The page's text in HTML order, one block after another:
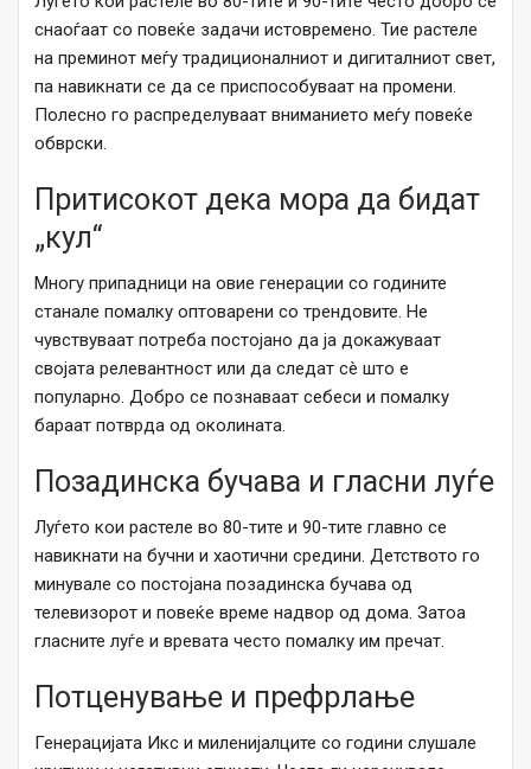
снаоѓаат со повеќе задачи истовремено. Тие растеле
на преминот меѓу традиционалниот и дигиталниот свет,
па навикнати се да се приспособуваат на промени.
Полесно го распределуваат вниманието меѓу повеќе
обврски.
Притисокот дека мора да бидат
„кул“
Многу припадници на овие генерации со годините
станале помалку оптоварени со трендовите. Не
чувствуваат потреба постојано да ја докажуваат
својата релевантност или да следат сè што е
популарно. Добро се познаваат себеси и помалку
бараат потврда од околината.
Позадинска бучава и гласни луѓе
Луѓето кои растеле во 80-тите и 90-тите главно се
навикнати на бучни и хаотични средини. Детството го
минувале со постојана позадинска бучава од
телевизорот и повеќе време надвор од дома. Затоа
гласните луѓе и вревата често помалку им пречат.
Потценување и префрлање
Генерацијата Икс и миленијалците со години слушале